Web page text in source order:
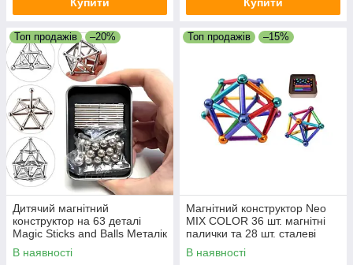
Топ продажів –20%
Дитячий магнітний
конструктор на 63 деталі
Magic Sticks and Balls Металік
В наявності
Топ продажів –15%
Магнітний конструктор Neo
MIX COLOR 36 шт. магнітні
палички та 28 шт. сталеві
кульки
В наявності